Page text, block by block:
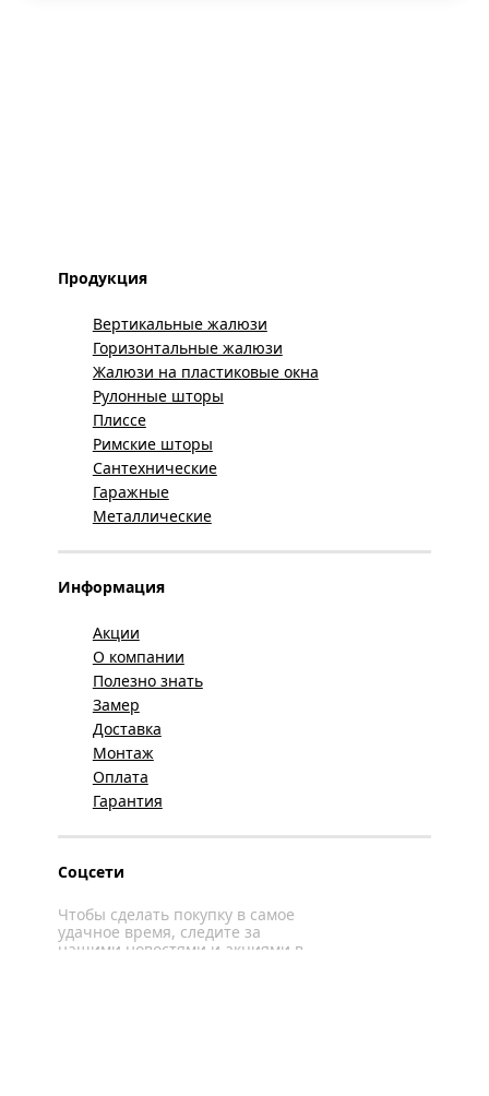
Продукция
Вертикальные жалюзи
Горизонтальные жалюзи
Жалюзи на пластиковые окна
Рулонные шторы
Плиссе
Римские шторы
Сантехнические
Гаражные
Металлические
Информация
Акции
О компании
Полезно знать
Замер
Доставка
Монтаж
Оплата
Гарантия
Соцсети
Чтобы сделать покупку в самое
удачное время, следите за
нашими новостями и акциями в